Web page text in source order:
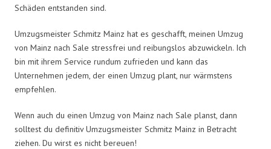
Schäden entstanden sind.
Umzugsmeister Schmitz Mainz hat es geschafft, meinen Umzug
von Mainz nach Sale stressfrei und reibungslos abzuwickeln. Ich
bin mit ihrem Service rundum zufrieden und kann das
Unternehmen jedem, der einen Umzug plant, nur wärmstens
empfehlen.
Wenn auch du einen Umzug von Mainz nach Sale planst, dann
solltest du definitiv Umzugsmeister Schmitz Mainz in Betracht
ziehen. Du wirst es nicht bereuen!